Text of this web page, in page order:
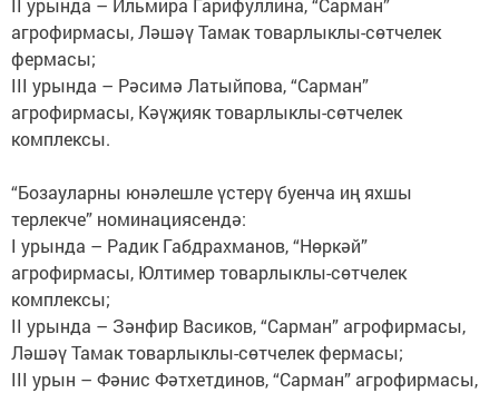
II урында – Ильмира Гарифуллина, “Сарман”
агрофирмасы, Ләшәү Тамак товарлыклы-сөтчелек
фермасы;
III урында – Рәсимә Латыйпова, “Сарман”
агрофирмасы, Кәүҗияк товарлыклы-сөтчелек
комплексы.
“Бозауларны юнәлешле үстерү буенча иң яхшы
терлекче” номинациясендә:
I урында – Радик Габдрахманов, “Нөркәй”
агрофирмасы, Юлтимер товарлыклы-сөтчелек
комплексы;
II урында – Зәнфир Васиков, “Сарман” агрофирмасы,
Ләшәү Тамак товарлыклы-сөтчелек фермасы;
III урын – Фәнис Фәтхетдинов, “Сарман” агрофирмасы,